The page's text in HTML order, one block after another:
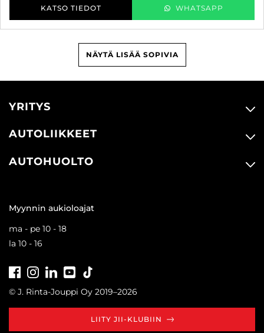
KATSO TIEDOT WHATSAPP
NÄYTÄ LISÄÄ SOPIVIA
YRITYS
AUTOLIIKKEET
AUTOHUOLTO
Myynnin aukioloajat
ma - pe 10 - 18
la 10 - 16
FacebookInstagramLinkedInYoutube
© J. Rinta-Jouppi Oy 2019–2026
LIITY JII-KLUBIIN